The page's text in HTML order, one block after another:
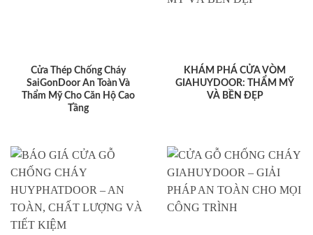
Cửa Thép Chống Cháy
SaiGonDoor An Toàn Và
Thẩm Mỹ Cho Căn Hộ Cao
Tầng
KHÁM PHÁ CỬA VÒM
GIAHUYDOOR: THẨM MỸ
VÀ BỀN ĐẸP